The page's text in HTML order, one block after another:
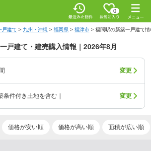
0
戸建て > 九州・沖縄 > 福岡県 > 福津市 > 福間駅の新築一戸建て情
戸建て・建売購入情報｜2026年8月
変更
件付き土地を含む｜ 変更
価格が安い順 価格が高い順 面積が広い順